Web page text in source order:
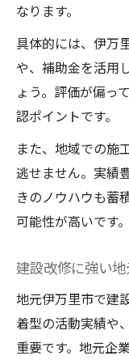
なります。
具体的には、伊万
や、補助金を活用
ょう。評価が偏っ
認ポイントです。
また、地域での施
逃せません。実績
きのノウハウも蓄
可能性が高いです。
建設改修に強い
地元伊万里市で建
着型の活動実績や
重要です。地元企